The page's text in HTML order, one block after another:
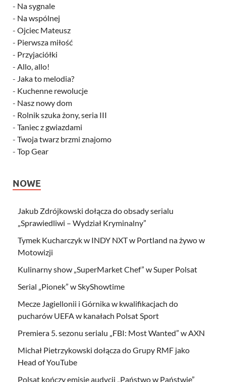
- Na sygnale
- Na wspólnej
- Ojciec Mateusz
- Pierwsza miłość
- Przyjaciółki
- Allo, allo!
- Jaka to melodia?
- Kuchenne rewolucje
- Nasz nowy dom
- Rolnik szuka żony, seria III
- Taniec z gwiazdami
- Twoja twarz brzmi znajomo
- Top Gear
NOWE
Jakub Zdrójkowski dołącza do obsady serialu
„Sprawiedliwi – Wydział Kryminalny”
Tymek Kucharczyk w INDY NXT w Portland na żywo w
Motowizji
Kulinarny show „SuperMarket Chef” w Super Polsat
Serial „Pionek” w SkyShowtime
Mecze Jagiellonii i Górnika w kwalifikacjach do
pucharów UEFA w kanałach Polsat Sport
Premiera 5. sezonu serialu „FBI: Most Wanted” w AXN
Michał Pietrzykowski dołącza do Grupy RMF jako
Head of YouTube
Polsat kończy emisję audycji „Państwo w Państwie”